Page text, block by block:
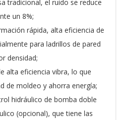
tradicional, el ruido se reduce
un 8%;
rápida, alta eficiencia de
para ladrillos de pared
densidad;
alta eficiencia vibra, lo que
de moldeo y ahorra energía;
hidráulico de bomba doble
(opcional), que tiene las